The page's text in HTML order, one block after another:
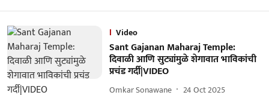
Video
Sant Gajanan Maharaj Temple:
दिवाळी आणि सुट्यांमुळे शेगावात भाविकांची
प्रचंड गर्दी|VIDEO
Omkar Sonawane 24 Oct 2025